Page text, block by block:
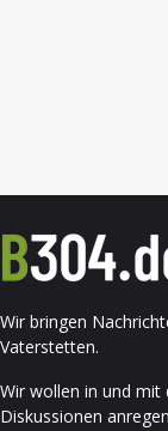
Wir bringen
Vaterstetten.
Wir wollen in und mit
Diskussionen